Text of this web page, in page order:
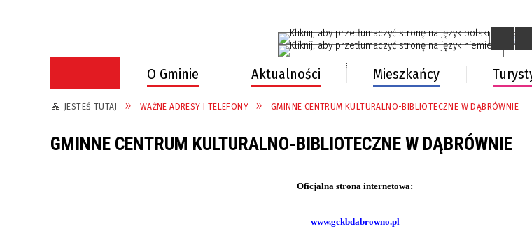
Select Language
O Gminie Aktualności Mieszkańcy
JESTEŚ TUTAJ WAŻNE ADRESY I TELEFONY GMINNE CENTRUM KULTURALNO-BIBLIOTECZNE W DĄBRÓWNIE
GMINNE CENTRUM KULTURALNO-BIBLIOTECZNE W DĄBRÓWNIE
Oficjalna strona internetowa:
www.gckbdabrowno.pl